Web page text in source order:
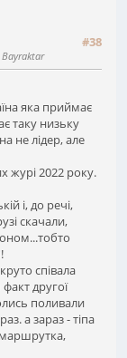
#38
Bayraktar
яка приймає
таку низьку
не лідер, але
журі 2022 року.
і, до речі,
скачали,
співала
другої
поливали
а зараз - тіпа